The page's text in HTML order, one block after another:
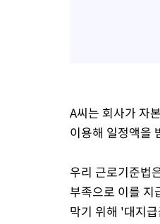
A씨는 회사가 자
이용해 일정액을
우리 근로기준법
부족으로 이를 지
막기 위해 '대지